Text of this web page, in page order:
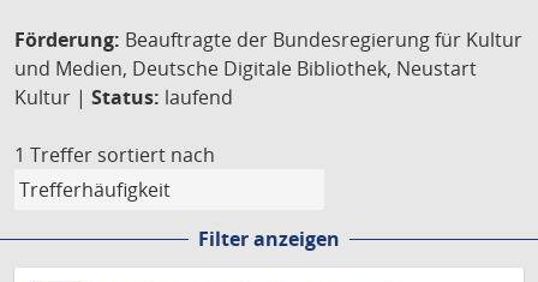
Förderung: Beauftragte der Bundesregierung für Kultur
und Medien, Deutsche Digitale Bibliothek, Neustart
Kultur | Status: laufend
1 Treffer sortiert nach
Filter anzeigen